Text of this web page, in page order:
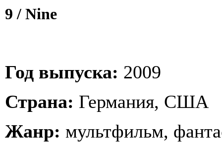
9 / Nine
Год выпуска: 2009
Страна: Германия, США
Жанр: мультфильм,